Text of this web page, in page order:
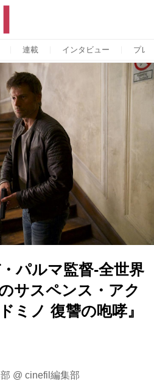
連載 インタビュー プレ
パルマ監督-全世界
サスペンス・アク
ミノ 復讐の咆哮』
@ cinefil編集部